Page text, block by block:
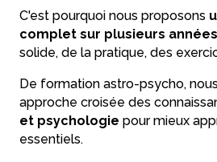
C'est pourquoi nous proposons
complet sur plusieurs années
solide, de la pratique, des
De formation astro-psycho,
approche croisée des
et psychologie pour mieux
essentiels.